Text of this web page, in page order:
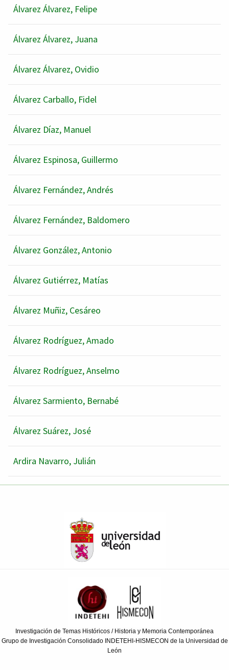
Álvarez Álvarez, Felipe
Álvarez Álvarez, Juana
Álvarez Álvarez, Ovidio
Álvarez Carballo, Fidel
Álvarez Díaz, Manuel
Álvarez Espinosa, Guillermo
Álvarez Fernández, Andrés
Álvarez Fernández, Baldomero
Álvarez González, Antonio
Álvarez Gutiérrez, Matías
Álvarez Muñiz, Cesáreo
Álvarez Rodríguez, Amado
Álvarez Rodríguez, Anselmo
Álvarez Sarmiento, Bernabé
Álvarez Suárez, José
Ardira Navarro, Julián
Investigación de Temas Históricos / Historia y Memoria Contemporánea
Grupo de Investigación Consolidado INDETEHI-HISMECON de la Universidad de
León